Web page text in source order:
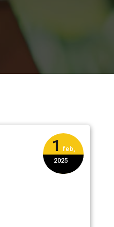
1 feb,
2025